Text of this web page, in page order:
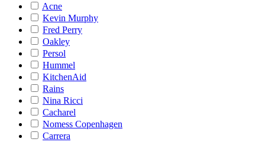
Acne
Kevin Murphy
Fred Perry
Oakley
Persol
Hummel
KitchenAid
Rains
Nina Ricci
Cacharel
Nomess Copenhagen
Carrera